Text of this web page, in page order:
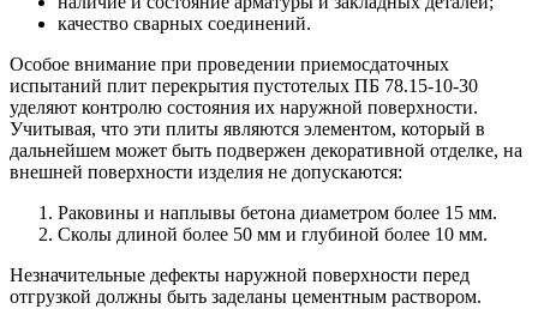
качество сварных соединений.
Особое внимание при проведении приемосдаточных
испытаний плит перекрытия пустотелых ПБ 78.15-10-30
уделяют контролю состояния их наружной поверхности.
Учитывая, что эти плиты являются элементом, который в
дальнейшем может быть подвержен декоративной отделке, на
внешней поверхности изделия не допускаются:
Раковины и наплывы бетона диаметром более 15 мм.
Сколы длиной более 50 мм и глубиной более 10 мм.
Незначительные дефекты наружной поверхности перед
отгрузкой должны быть заделаны цементным раствором.